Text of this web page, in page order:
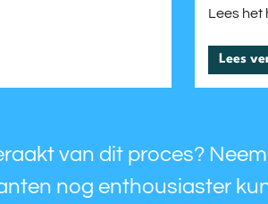
Lees het
Lees
van dit proces?
nog enthousiaster